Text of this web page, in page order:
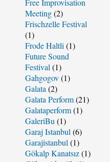
Free Improvisation
Meeting(2)
Frischzelle Festival
(1)
Frode Haltli (1)
Future Sound
Festival (1)
Gahgogov(1)
Galata (2)
Galata Perform(21)
Galataperform(1)
GaleriBu (1)
Garaj Istanbul (6)
Garajistanbul (1)
Gökalp Kanatsız(1)